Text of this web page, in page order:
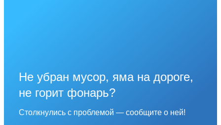
Не убран мусор, яма на дороге,
не горит фонарь?
Столкнулись с проблемой — сообщите о ней!